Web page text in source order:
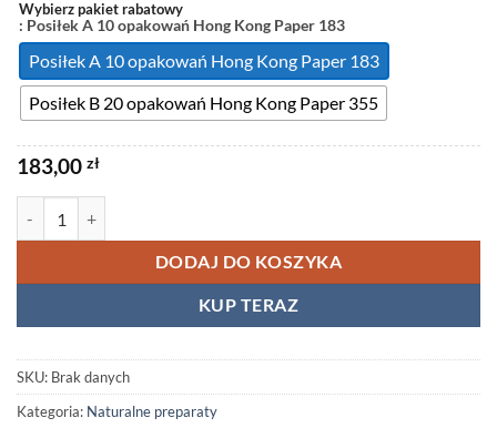
Wybierz pakiet rabatowy
: Posiłek A 10 opakowań Hong Kong Paper 183
Posiłek A 10 opakowań Hong Kong Paper 183
Posiłek B 20 opakowań Hong Kong Paper 355
183,00 zł
DODAJ DO KOSZYKA
KUP TERAZ
SKU: Brak danych
Kategoria: Naturalne preparaty